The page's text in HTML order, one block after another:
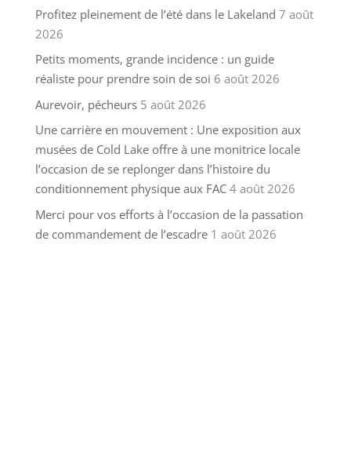
Profitez pleinement de l’été dans le Lakeland 7 août
2026
Petits moments, grande incidence : un guide
réaliste pour prendre soin de soi 6 août 2026
Aurevoir, pécheurs 5 août 2026
Une carrière en mouvement : Une exposition aux
musées de Cold Lake offre à une monitrice locale
l’occasion de se replonger dans l’histoire du
conditionnement physique aux FAC 4 août 2026
Merci pour vos efforts à l’occasion de la passation
de commandement de l’escadre 1 août 2026